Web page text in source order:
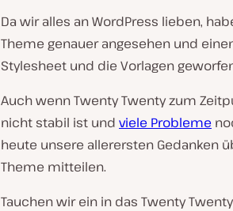
Da wir alles an WordPress lieben,
Theme genauer angesehen und
Stylesheet und die Vorlagen
Auch wenn Twenty Twenty zum
nicht stabil ist und viele Probleme
heute unsere allerersten Gedanken
Theme mitteilen.
Tauchen wir ein in das Twenty